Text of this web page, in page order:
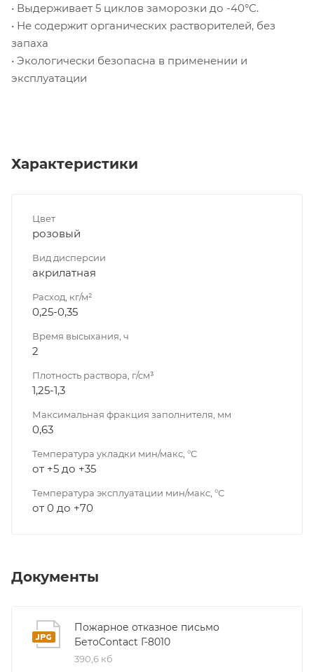
• Выдерживает 5 циклов заморозки до -40°С.
• Не содержит органических растворителей, без
запаха
• Экологически безопасна в применении и
эксплуатации
Характеристики
Цвет
розовый
Вид дисперсии
акрилатная
Расход, кг/м²
0,25-0,35
Время высыхания, ч
2
Плотность раствора, г/см³
1,25-1,3
Максимальная фракция заполнителя, мм
0,63
Температура укладки мин/макс, °С
от +5 до +35
Температура эксплуатации мин/макс, °С
от 0 до +70
Документы
Пожарное отказное письмо
БетоContact Г-8010
390,6 кб